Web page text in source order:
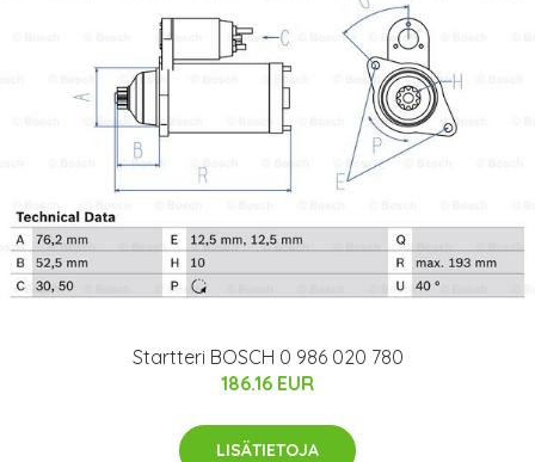
Startteri BOSCH 0 986 020 780
186.16 EUR
LISÄTIETOJA